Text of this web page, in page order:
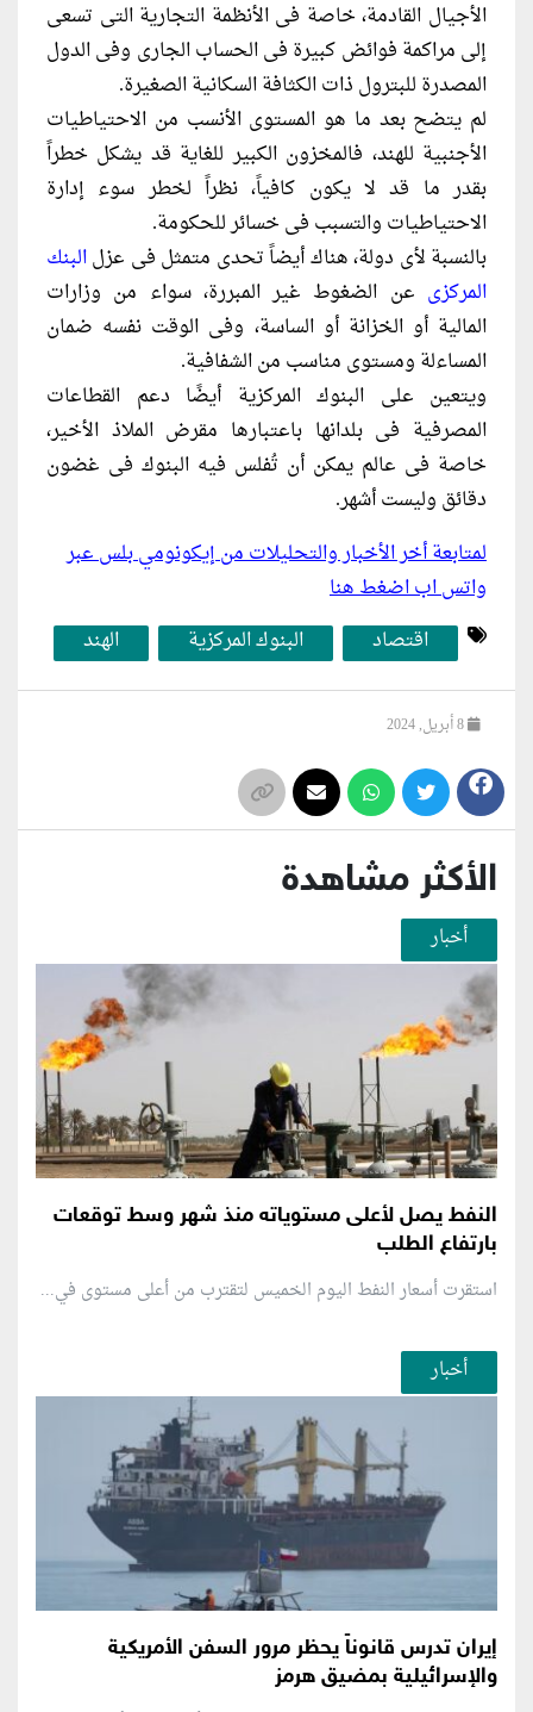
الأجيال القادمة، خاصة فى الأنظمة التجارية التى تسعى
إلى مراكمة فوائض كبيرة فى الحساب الجارى وفى الدول
المصدرة للبترول ذات الكثافة السكانية الصغيرة.
لم يتضح بعد ما هو المستوى الأنسب من الاحتياطيات
الأجنبية للهند، فالمخزون الكبير للغاية قد يشكل خطراً
بقدر ما قد لا يكون كافياً، نظراً لخطر سوء إدارة
الاحتياطيات والتسبب فى خسائر للحكومة.
بالنسبة لأى دولة، هناك أيضاً تحدى متمثل فى عزلالبنك
المركزى عن الضغوط غير المبررة، سواء من وزارات
المالية أو الخزانة أو الساسة، وفى الوقت نفسه ضمان
المساءلة ومستوى مناسب من الشفافية.
ويتعين على البنوك المركزية أيضًا دعم القطاعات
المصرفية فى بلدانها باعتبارها مقرض الملاذ الأخير،
خاصة فى عالم يمكن أن تُفلس فيه البنوك فى غضون
دقائق وليست أشهر.
لمتابعة أخر الأخبار والتحليلات من إيكونومي بلس عبر
واتس اب اضغط هنا
اقتصاد
البنوك المركزية الهند
الأكثر مشاهدة
أخبار
النفط يصل لأعلى مستوياته منذ شهر وسط توقعات
بارتفاع الطلب
استقرت أسعار النفط اليوم الخميس لتقترب من أعلى مستوى في...
أخبار
إيران تدرس قانوناً يحظر مرور السفن الأمريكية
والإسرائيلية بمضيق هرمز